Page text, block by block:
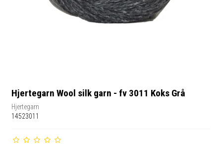
Hjertegarn Wool silk garn - fv 3011 Koks Grå
Hjertegarn
14523011